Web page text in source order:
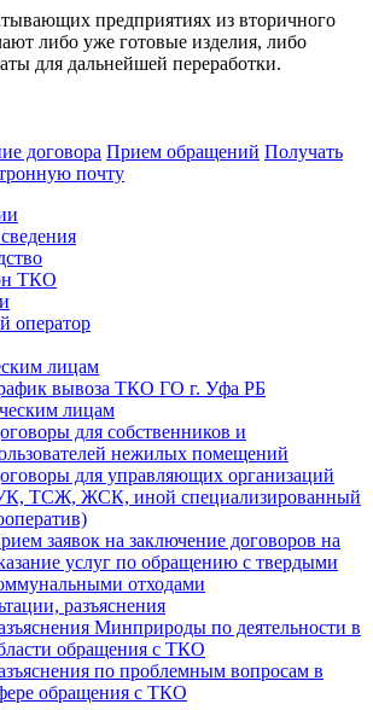
предприятиях из вторичного
либо уже готовые изделия, либо
для дальнейшей переработки.
договора Прием обращений Получать
почту
ТКО
оператор
лицам
вывоза ТКО ГО г. Уфа РБ
лицам
для собственников и
нежилых помещений
для управляющих организаций
ТСЖ, ЖСК, иной специализированный
заявок на заключение договоров на
услуг по обращению с твердыми
отходами
разъяснения
Минприроды по деятельности в
обращения с ТКО
по проблемным вопросам в
обращения с ТКО